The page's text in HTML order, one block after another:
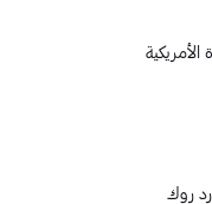
الأمريكية
روك